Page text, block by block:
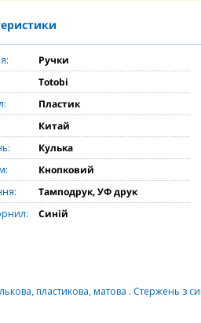
Ручки
Totobi
Пластик
Китай
Кулька
Кнопковий
Тамподрук, УФ друк
Синій
пластикова, матова . Стержень з